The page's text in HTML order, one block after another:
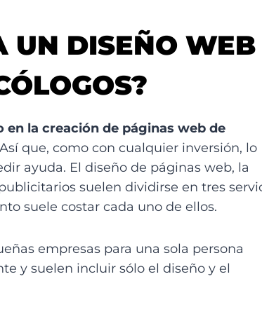
UN DISEÑO WEB
la creación de páginas web de
que, como con cualquier inversión, lo
ayuda. El diseño de páginas web, la
suelen dividirse en tres
suele costar cada uno de ellos.
empresas para una sola persona
y suelen incluir sólo el diseño y el